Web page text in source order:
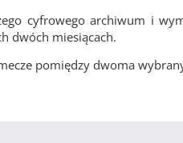
cyfrowego archiwum i
dwóch miesiącach.
pomiędzy dwoma